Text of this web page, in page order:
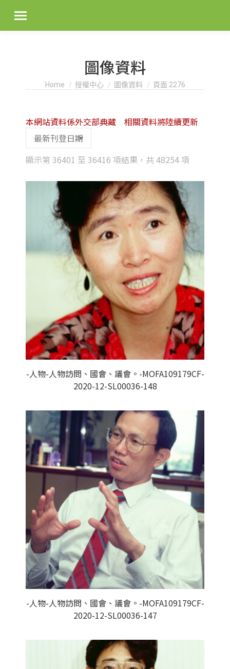
圖像資料
You are here:
Home 授權中心 圖像資料 頁面 2276
顯示第 36401 至 36416 項結果，共 48254 項
latest
本網站資料係外交部典藏 相關資料將陸續更新
-人物-人物訪問、國會、議會。-MOFA109179CF-
2020-12-SL00036-148
-人物-人物訪問、國會、議會。-MOFA109179CF-
2020-12-SL00036-147